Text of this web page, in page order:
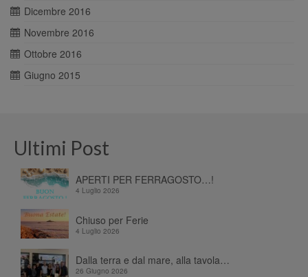
Dicembre 2016
Novembre 2016
Ottobre 2016
Giugno 2015
Ultimi Post
APERTI PER FERRAGOSTO…!
4 Luglio 2026
Chiuso per Ferie
4 Luglio 2026
Dalla terra e dal mare, alla tavola…
26 Giugno 2026